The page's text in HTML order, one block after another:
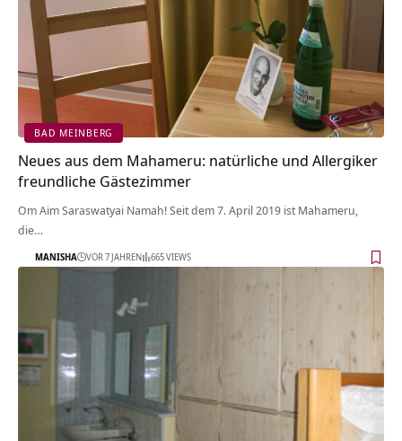
BAD MEINBERG
Neues aus dem Mahameru: natürliche und Allergiker
freundliche Gästezimmer
Om Aim Saraswatyai Namah! Seit dem 7. April 2019 ist Mahameru,
die…
MANISHA VOR 7 JAHREN 665 VIEWS